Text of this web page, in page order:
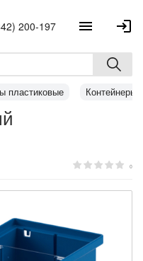
200-197
пластиковые Контейнеры
0